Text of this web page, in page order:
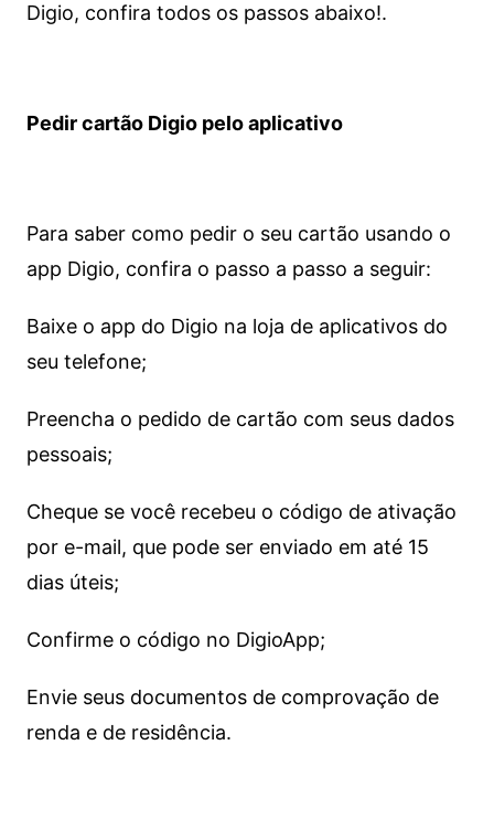
Digio, confira todos os passos abaixo!.
Pedir cartão Digio pelo aplicativo
Para saber como pedir o seu cartão usando o
app Digio, confira o passo a passo a seguir:
Baixe o app do Digio na loja de aplicativos do
seu telefone;
Preencha o pedido de cartão com seus dados
pessoais;
Cheque se você recebeu o código de ativação
por e-mail, que pode ser enviado em até 15
dias úteis;
Confirme o código no DigioApp;
Envie seus documentos de comprovação de
renda e de residência.